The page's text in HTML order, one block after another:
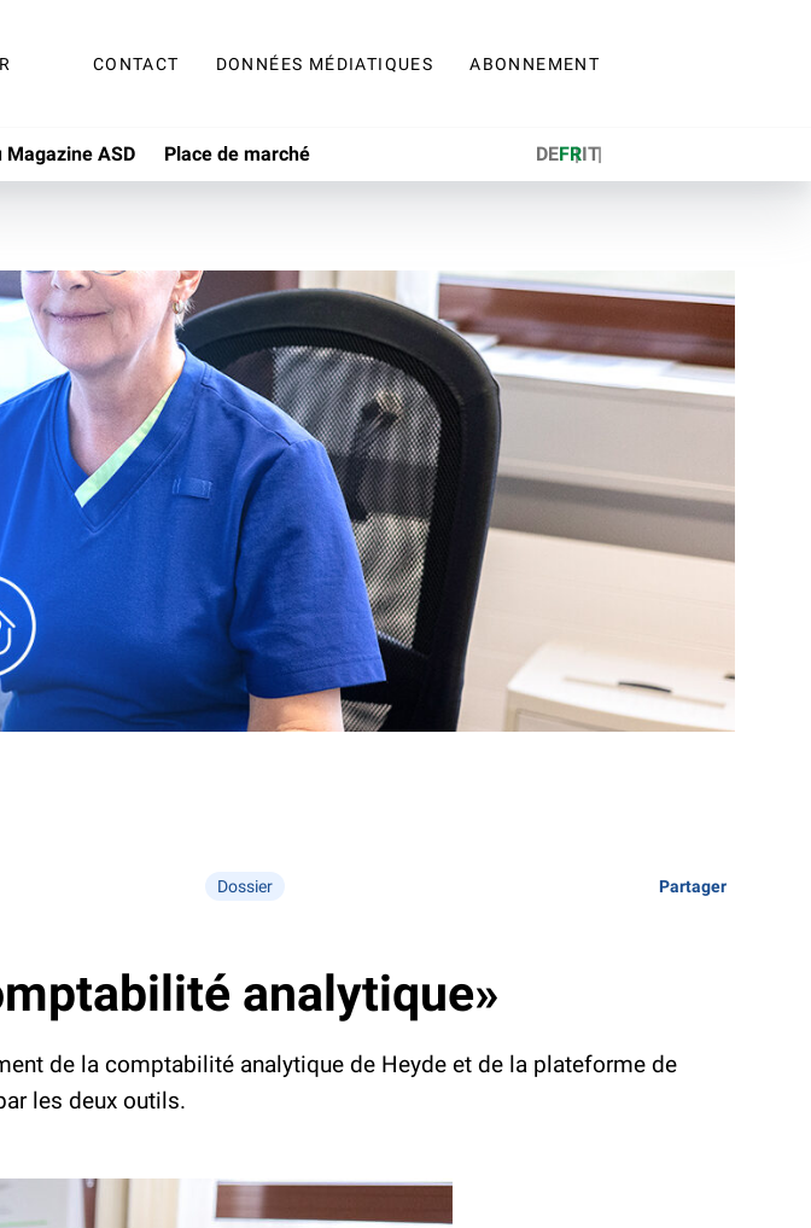
CONTACT DONNÉES MÉDIATIQUES ABONNEMENT
Magazine ASD Place de marché DEFRIT
Dossier Partager
analytique»
de la comptabilité analytique de Heyde et de la plateforme de
les deux outils.